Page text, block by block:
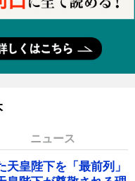
ニュース
皇陛下を「最前列」